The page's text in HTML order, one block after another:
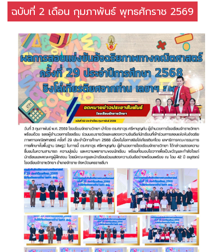
ฉบับที่ 2 เดือน กุมภาพันธ์ พุทธศักราช 2569